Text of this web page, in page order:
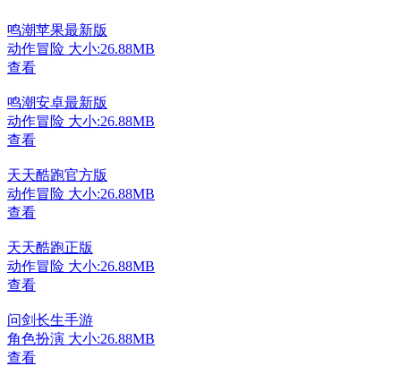
鸣潮苹果最新版
动作冒险 大小:26.88MB
查看
鸣潮安卓最新版
动作冒险 大小:26.88MB
查看
天天酷跑官方版
动作冒险 大小:26.88MB
查看
天天酷跑正版
动作冒险 大小:26.88MB
查看
问剑长生手游
角色扮演 大小:26.88MB
查看